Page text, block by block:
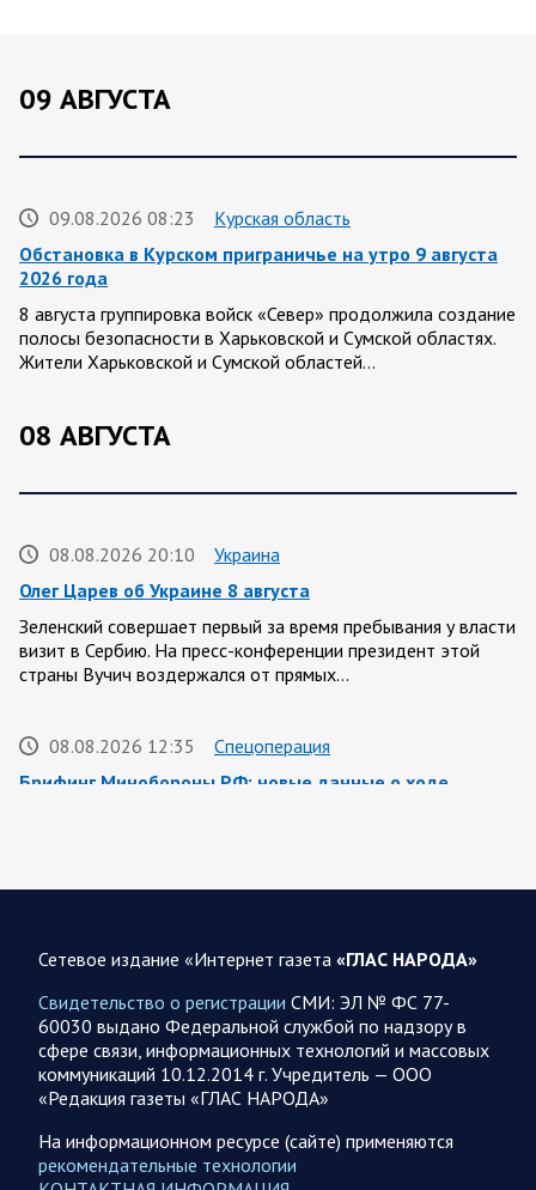
09 АВГУСТА
09.08.2026 08:23
Курская область
Обстановка в Курском приграничье на утро 9 августа
2026 года
8 августа группировка войск «Север» продолжила создание
полосы безопасности в Харьковской и Сумской областях.
Жители Харьковской и Сумской областей…
08 АВГУСТА
08.08.2026 20:10
Украина
Олег Царев об Украине 8 августа
Зеленский совершает первый за время пребывания у власти
визит в Сербию. На пресс-конференции президент этой
страны Вучич воздержался от прямых…
08.08.2026 12:35
Спецоперация
Брифинг Минобороны РФ: новые данные о ходе
представители группировок «Север», «Запад», «Центр»,
Сводка военных действий от Минобороны РФ 8
августа. Коротко
Группировка войск «Север» взяла под контроль населенный
пункт Ивановка в Харьковской области. Российские
вооруженные силы за последние сутки поразили…
Сетевое издание «Интернет газета «ГЛАС НАРОДА»
Свидетельство о регистрации СМИ: ЭЛ № ФС 77-
60030 выдано Федеральной службой по надзору в
сфере связи, информационных технологий и массовых
коммуникаций 10.12.2014 г. Учредитель — ООО
«Редакция газеты «ГЛАС НАРОДА»
На информационном ресурсе (сайте) применяются
рекомендательные технологии